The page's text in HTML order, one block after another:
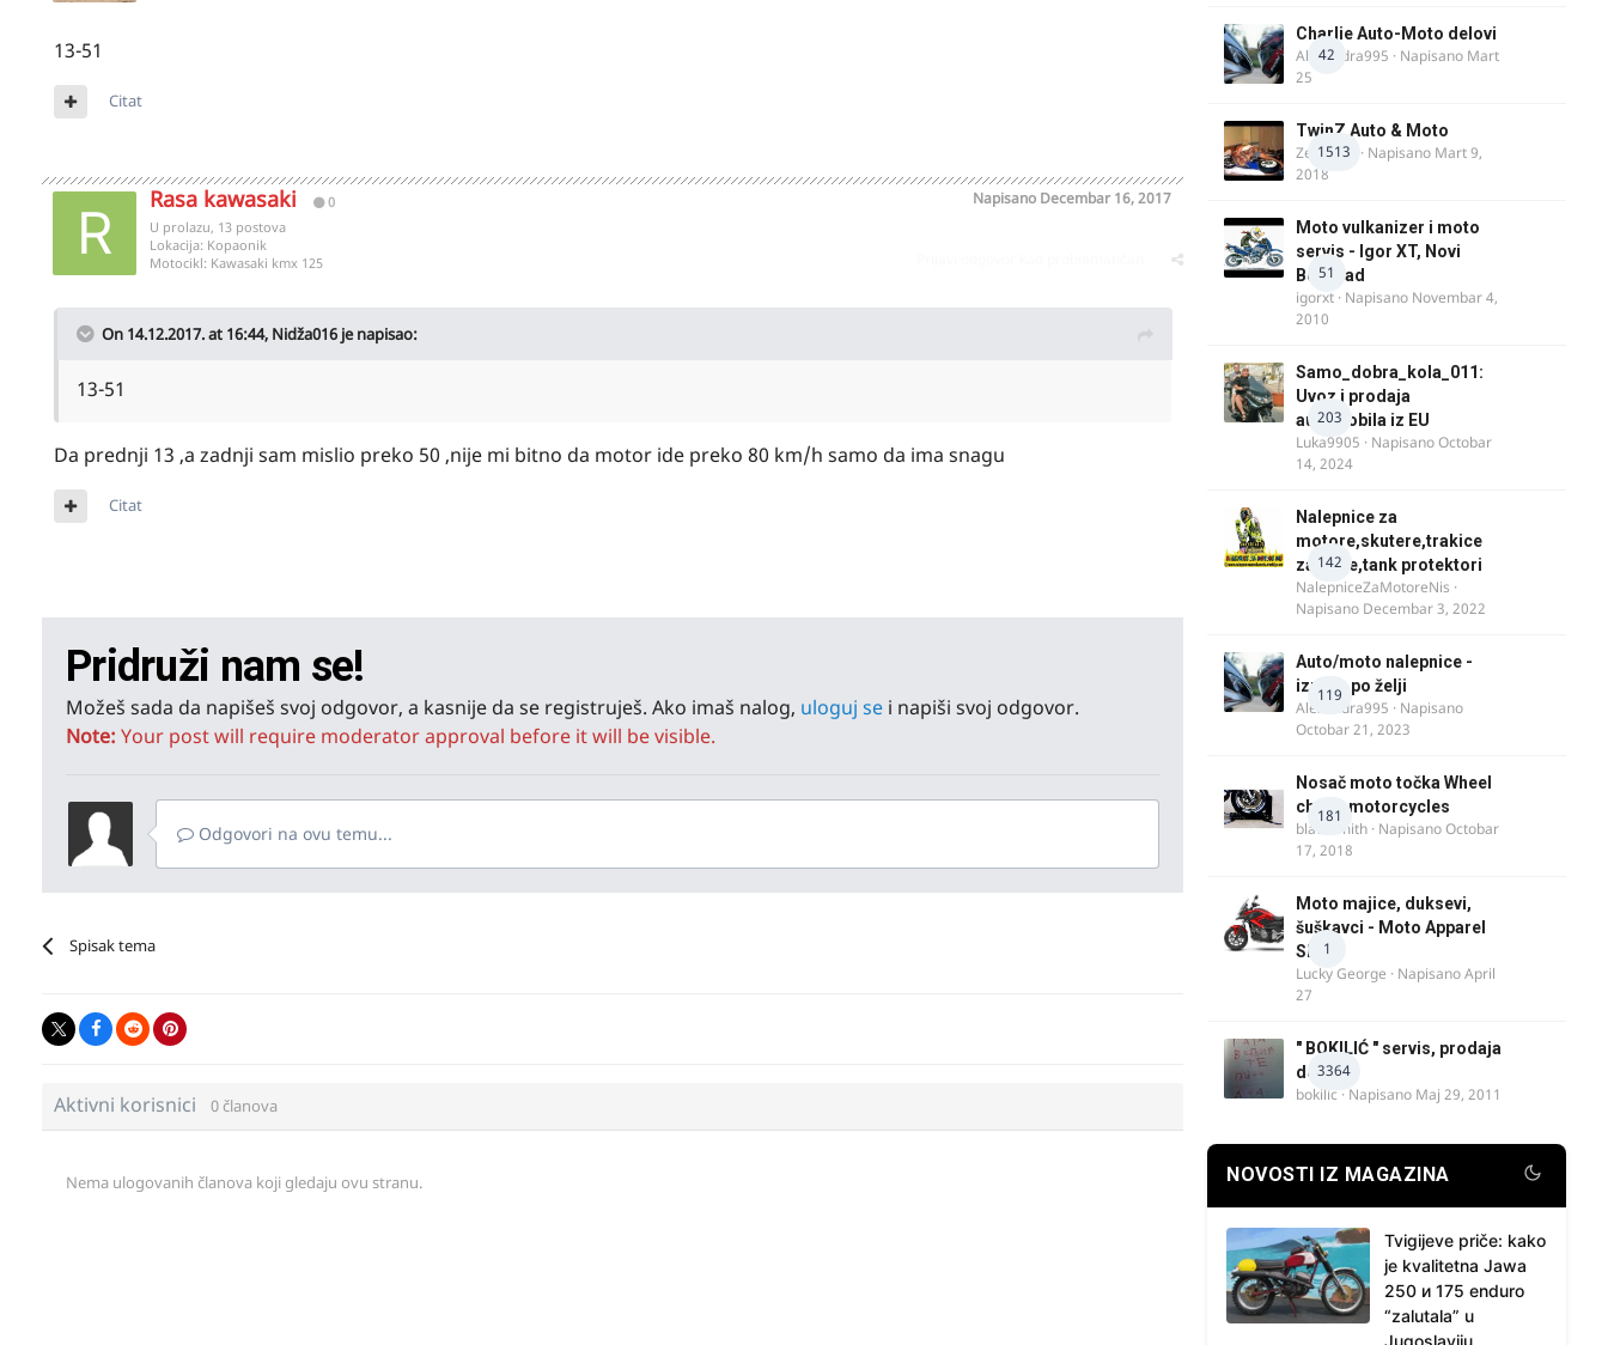
13-51
Citat
Rasa kawasaki 0 Napisano Decembar 16, 2017
U prolazu, 13 postova
Lokacija: Kopaonik
Motocikl: Kawasaki kmx 125
On 14.12.2017. at 16:44, Nidža016 je napisao:
13-51
Da prednji 13 ,a zadnji sam mislio preko 50 ,nije mi bitno da motor ide preko 80 km/h samo da ima snagu
Citat
Pridruži nam se!
Možeš sada da napišeš svoj odgovor, a kasnije da se registruješ. Ako imaš nalog, uloguj se i napiši svoj odgovor.
Note: Your post will require moderator approval before it will be visible.
Odgovori na ovu temu...
Spisak tema
Aktivni korisnici 0 članova
Nema ulogovanih članova koji gledaju ovu stranu.
42
Charlie Auto-Moto delovi
Alexandra995 · Napisano Mart
25
1513
TwinZ Auto & Moto
Zeljkamp · Napisano Mart 9,
2018
51
Moto vulkanizer i moto
servis - Igor XT, Novi
Beograd
igorxt · Napisano Novembar 4,
2010
203
Samo_dobra_kola_011:
Uvoz i prodaja
automobila iz EU
Luka9905 · NapisanoOctobar
14, 2024
142
Nalepnice za
motore,skutere,trakice
za felne,tank protektori
NalepniceZaMotoreNis ·
Napisano Decembar 3, 2022
119
Auto/moto nalepnice -
izrada po želji
Alexandra995 · Napisano
Octobar 21, 2023
181
Nosač moto točka Wheel
chock motorcycles
blacksmith · NapisanoOctobar
17, 2018
1
Moto majice, duksevi,
šuškavci - Moto Apparel
SRB
Lucky George · NapisanoApril
27
3364
" BOKILIĆ " servis, prodaja
delova
bokilic · Napisano Maj 29, 2011
NOVOSTI IZ MAGAZINA
Tvigijeve priče: kako
je kvalitetna Jawa
250 и 175 enduro
“zalutala” u
Jugoslaviju